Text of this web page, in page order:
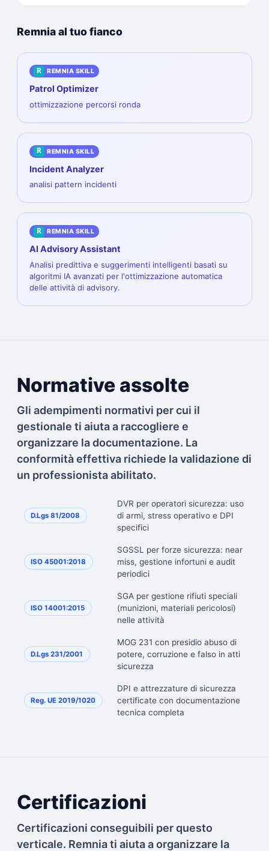
Remnia al tuo fianco
R REMNIA SKILL
Patrol Optimizer
ottimizzazione percorsi ronda
R REMNIA SKILL
Incident Analyzer
analisi pattern incidenti
R REMNIA SKILL
AI Advisory Assistant
Analisi predittiva e suggerimenti intelligenti basati su
algoritmi IA avanzati per l'ottimizzazione automatica
delle attività di advisory.
Normative assolte
Gli adempimenti normativi per cui il
gestionale ti aiuta a raccogliere e
organizzare la documentazione. La
conformità effettiva richiede la validazione di
un professionista abilitato.
D.Lgs 81/2008
DVR per operatori sicurezza: uso
di armi, stress operativo e DPI
specifici
ISO 45001:2018
SGSSL per forze sicurezza: near
miss, gestione infortuni e audit
periodici
ISO 14001:2015
SGA per gestione rifiuti speciali
(munizioni, materiali pericolosi)
nelle attività
D.Lgs 231/2001
MOG 231 con presidio abuso di
potere, corruzione e falso in atti
sicurezza
Reg. UE 2019/1020
DPI e attrezzature di sicurezza
certificate con documentazione
tecnica completa
Certificazioni
Certificazioni conseguibili per questo
verticale. Remnia ti aiuta a organizzare la